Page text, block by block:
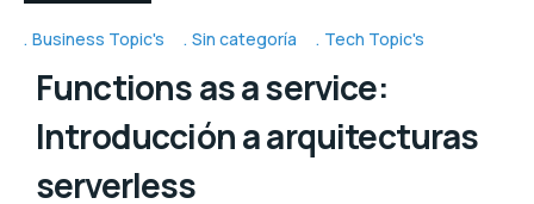
Business Topic's Sin categoría Tech Topic's
Functions as a service:
Introducción a arquitecturas
serverless